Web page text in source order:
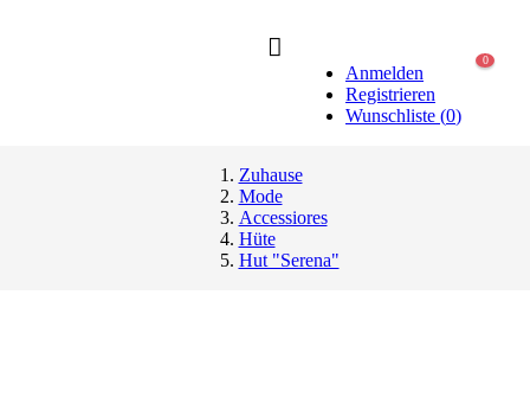
Anmelden
Registrieren
Wunschliste (0)
0
Zuhause
Mode
Accessiores
Hüte
Hut "Serena"